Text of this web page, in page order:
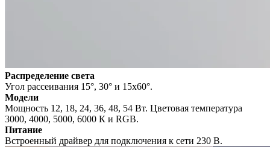
Распределение света
Угол рассеивания 15°, 30° и 15х60°.
Модели
Мощность 12, 18, 24, 36, 48, 54 Вт. Цветовая температура
3000, 4000, 5000, 6000 К и RGB.
Питание
Встроенный драйвер для подключения к сети 230 В.